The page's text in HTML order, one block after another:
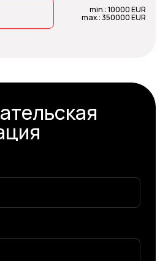
min.: 10000 EUR
max.: 350000 EUR